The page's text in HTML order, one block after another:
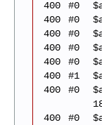
400
#0
400
#0
400
#0
400
#0
400
#0
400
#1
400
#0
400
#0